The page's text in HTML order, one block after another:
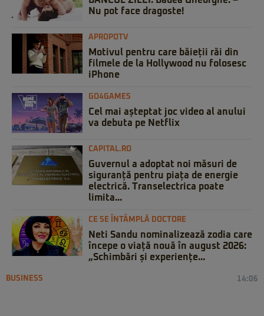
Nu pot face dragoste!
APROPOTV
Motivul pentru care băieții răi din
filmele de la Hollywood nu folosesc
iPhone
GO4GAMES
Cel mai așteptat joc video al anului
va debuta pe Netflix
CAPITAL.RO
Guvernul a adoptat noi măsuri de
siguranță pentru piața de energie
electrică. Transelectrica poate
limita...
CE SE ÎNTÂMPLĂ DOCTORE
Neti Sandu nominalizează zodia care
începe o viață nouă în august 2026:
„Schimbări și experiențe...
BUSINESS 14:06